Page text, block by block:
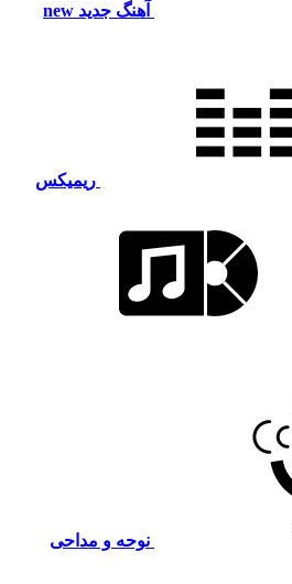
آهنگ جدید new
ریمیکس
نوحه و مداحی